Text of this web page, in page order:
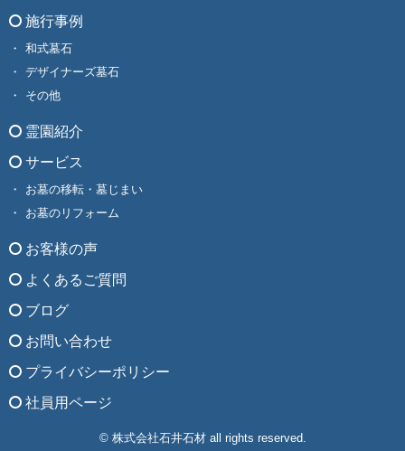
施行事例
和式墓石
デザイナーズ墓石
その他
霊園紹介
サービス
お墓の移転・墓じまい
お墓のリフォーム
お客様の声
よくあるご質問
ブログ
お問い合わせ
プライバシーポリシー
社員用ページ
© 株式会社石井石材 all rights reserved.